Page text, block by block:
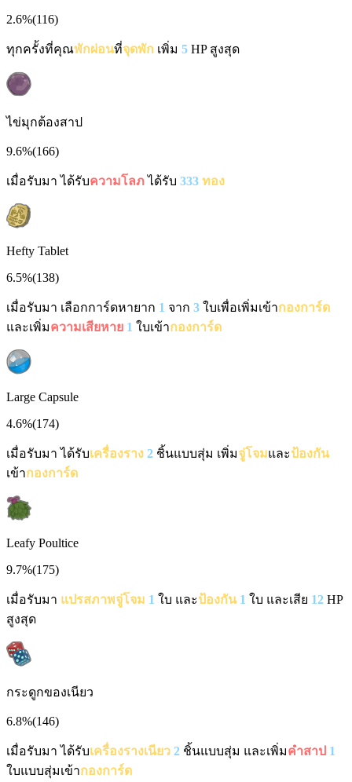
2.6%(116)
ทุกครั้งที่คุณพักผ่อนที่จุดพัก เพิ่ม 5 HP สูงสุด
ไข่มุกต้องสาป
9.6%(166)
เมื่อรับมา ได้รับความโลภได้รับ 333 ทอง
Hefty Tablet
6.5%(138)
เมื่อรับมา เลือกการ์ดหายาก 1 จาก 3 ใบเพื่อเพิ่มเข้ากองการ์ด
และเพิ่มความเสียหาย 1 ใบเข้ากองการ์ด
Large Capsule
4.6%(174)
เมื่อรับมา ได้รับเครื่องราง 2 ชิ้นแบบสุ่ม เพิ่มจู่โจมและป้องกัน
เข้ากองการ์ด
Leafy Poultice
9.7%(175)
เมื่อรับมา แปรสภาพจู่โจม 1 ใบ และป้องกัน 1 ใบ และเสีย 12 HP
สูงสุด
กระดูกของเนียว
6.8%(146)
เมื่อรับมา ได้รับเครื่องรางเนียว 2 ชิ้นแบบสุ่ม และเพิ่มคำสาป 1
ใบแบบสุ่มเข้ากองการ์ด